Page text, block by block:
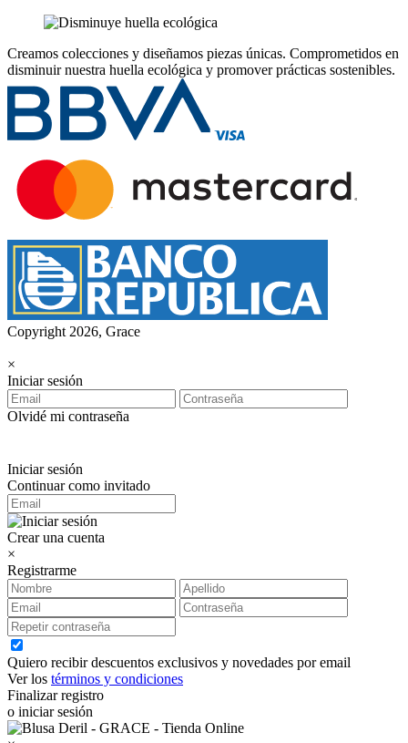
Creamos colecciones y diseñamos piezas únicas. Comprometidos en
disminuir nuestra huella ecológica y promover prácticas sostenibles.
Copyright 2026, Grace
×
Iniciar sesión
Olvidé mi contraseña
Iniciar sesión
Continuar como invitado
Crear una cuenta
×
Registrarme
Quiero recibir descuentos exclusivos y novedades por email
Ver los términos y condiciones
Finalizar registro
o iniciar sesión